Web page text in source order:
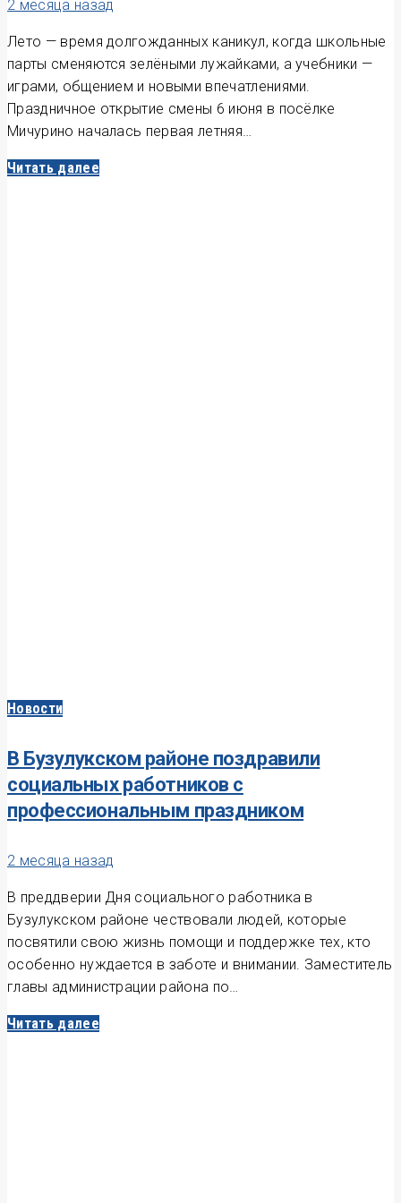
2 месяца назад
Лето — время долгожданных каникул, когда школьные
парты сменяются зелёными лужайками, а учебники —
играми, общением и новыми впечатлениями.
Праздничное открытие смены 6 июня в посёлке
Мичурино началась первая летняя…
Читать далее
Новости
В Бузулукском районе поздравили
социальных работников с
профессиональным праздником
2 месяца назад
В преддверии Дня социального работника в
Бузулукском районе чествовали людей, которые
посвятили свою жизнь помощи и поддержке тех, кто
особенно нуждается в заботе и внимании. Заместитель
главы администрации района по…
Читать далее